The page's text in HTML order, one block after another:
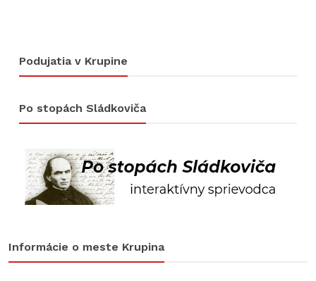
Podujatia v Krupine
Po stopách Sládkoviča
Informácie o meste Krupina